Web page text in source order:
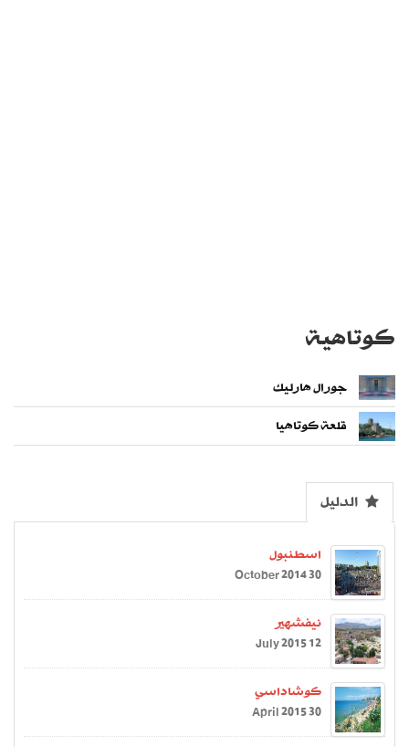
كوتاهية
جورال هارليك
قلعة كوتاهيا
الدليل
اسطنبول
30 October 2014
نيفشهير
12 July 2015
كوشاداسي
30 April 2015